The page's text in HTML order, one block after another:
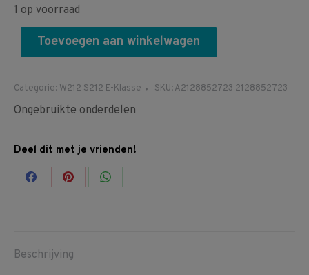
1 op voorraad
Toevoegen aan winkelwagen
Categorie: W212 S212 E-Klasse SKU:A2128852723 2128852723
Ongebruikte onderdelen
Deel dit met je vrienden!
Share Share Share
Beschrijving